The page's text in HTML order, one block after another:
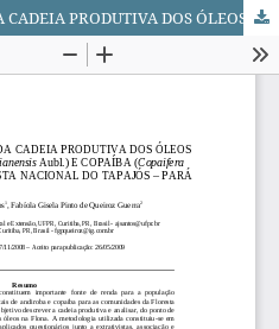
ASPECTOS ECONÔMICOS DA CADEIA PRODUTIVA DOS ÓLEOS DE ANDIROBA (Carapa guianensis Aubl.) E COPAÍBA (Copaifera multijuga Hayne) NA FLORESTA NACIONAL DO TAPAJÓS – PARÁ